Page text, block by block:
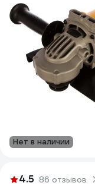
Нет в наличии
4.5 86 отзывов